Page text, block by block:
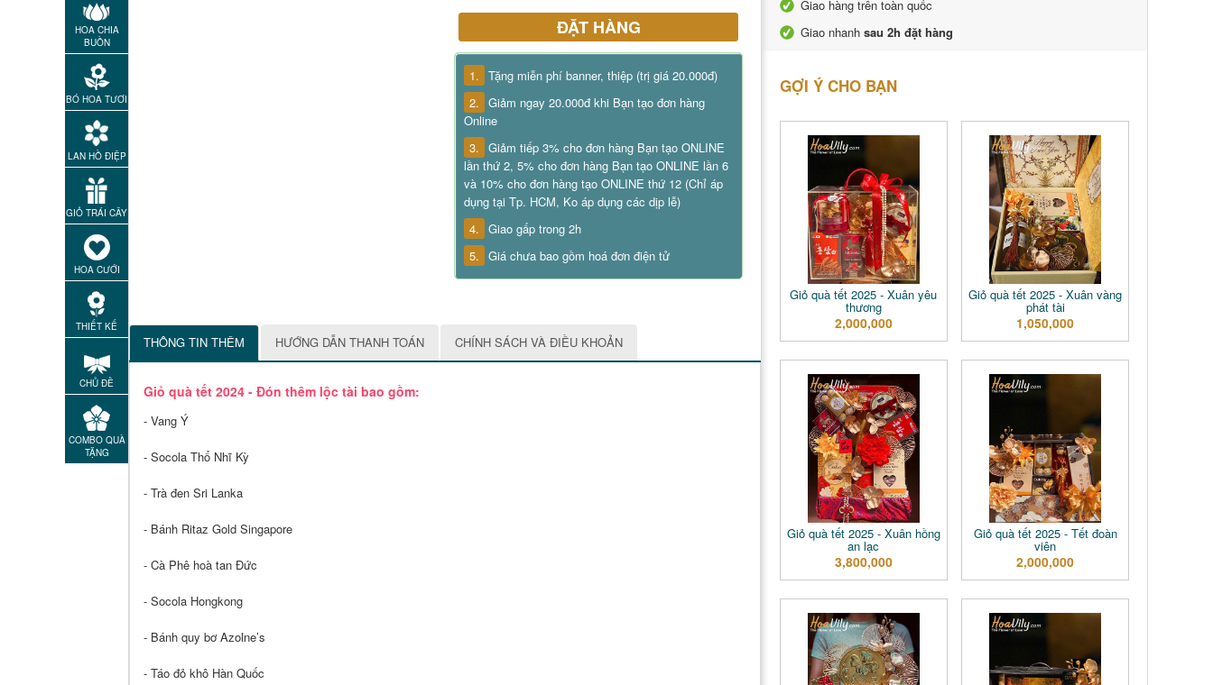
HOA CHIA
BUỒN
BÓ HOA TƯƠI
LAN HỒ ĐIỆP
GIỎ TRÁI CÂY
HOA CƯỚI
THIẾT KẾ
CHỦ ĐỀ
COMBO QUÀ
TẶNG
ĐẶT HÀNG
1. Tặng miễn phí banner, thiệp (trị giá 20.000đ)
2. Giảm ngay 20.000đ khi Bạn tạo đơn hàng
Online
3. Giảm tiếp 3% cho đơn hàng Bạn tạo ONLINE
lần thứ 2, 5% cho đơn hàng Bạn tạo ONLINE lần 6
và 10% cho đơn hàng tạo ONLINE thứ 12 (Chỉ áp
dụng tại Tp. HCM, Ko áp dụng các dịp lễ)
4. Giao gấp trong 2h
5. Giá chưa bao gồm hoá đơn điện tử
THÔNG TIN THÊM HƯỚNG DẪN THANH TOÁN CHÍNH SÁCH VÀ ĐIỀU KHOẢN
Giỏ quà tết 2024 - Đón thêm lộc tài bao gồm:
- Vang Ý
- Socola Thổ Nhĩ Kỳ
- Trà đen Sri Lanka
- Bánh Ritaz Gold Singapore
- Cà Phê hoà tan Đức
- Socola Hongkong
- Bánh quy bơ Azolne’s
- Táo đỏ khô Hàn Quốc
Giao hàng trên toàn quốc
Giao nhanh sau 2h đặt hàng
GỢI Ý CHO BẠN
Giỏ quà tết 2025 - Xuân yêu
thương
2,000,000
Giỏ quà tết 2025 - Xuân vàng
phát tài
1,050,000
Giỏ quà tết 2025 - Xuân hồng
an lạc
3,800,000
Giỏ quà tết 2025 - Tết đoàn
viên
2,000,000